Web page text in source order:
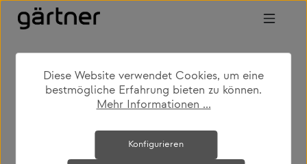
Zum Hauptinhalt springen
shop produkte wohnen regale & schränke
Bildergalerie überspringen
Diese Website verwendet Cookies, um eine
bestmögliche Erfahrung bieten zu können.
Mehr Informationen ...
Konfigurieren